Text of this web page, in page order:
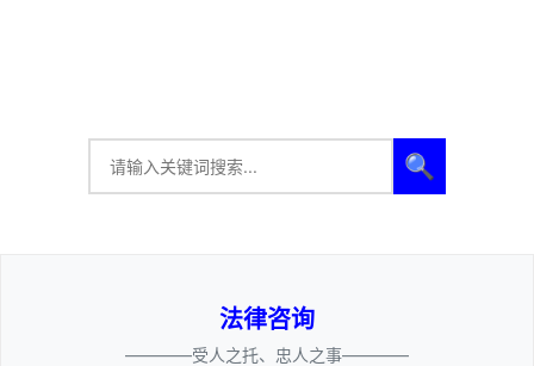
🔍
法律咨询
————受人之托、忠人之事————